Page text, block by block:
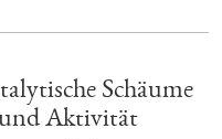
Schäume
Aktivität